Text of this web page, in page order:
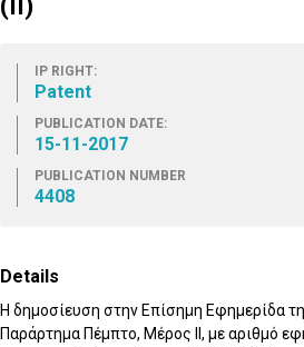
(ΙΙ)
IP RIGHT:
Patent
PUBLICATION DATE:
15-11-2017
PUBLICATION NUMBER
4408
Details
Η δημοσίευση στην Επίσημη Εφημερίδα
Παράρτημα Πέμπτο, Μέρος IΙ, με αριθμό